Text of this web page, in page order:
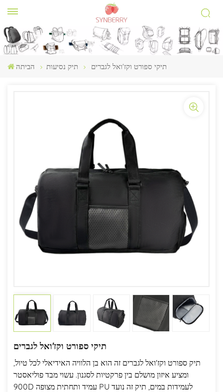
הביתה תיק נסיעות תיקי ספורט וקז'ואל לגברים
תיקי ספורט וקז'ואל לגברים
תיק ספורט וקז'ואל לגברים זה הוא בן הלוויה האידיאלי לכל טיול,
ומציע איזון מושלם בין פרקטיות לסגנון. עשוי מבד פוליאסטר
900D עמיד ותחתית מצופה PU לעמידות במים, תיק זה נועד